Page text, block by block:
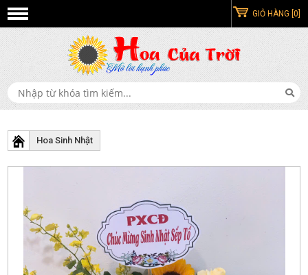
GIỎ HÀNG [0]
Hoa Sinh Nhật